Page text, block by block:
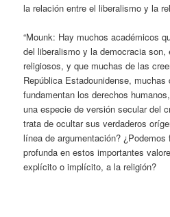
la relación entre el liberalismo y la
“Mounk: Hay muchos académicos
del liberalismo y la democracia son,
religiosos, y que muchas de las
República Estadounidense,
fundamentan los derechos
una especie de versión secular del
trata de ocultar sus verdaderos
línea de argumentación? ¿Podemos
profunda en estos importantes
explícito o implícito, a la religión?